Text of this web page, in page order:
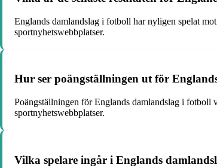
Englands damlandslag i fotboll har nyligen spelat
sportnyhetswebbplatser.
Hur ser poängställningen ut för
Poängställningen för Englands damlandslag i fotboll
sportnyhetswebbplatser.
Vilka spelare ingår i Englands